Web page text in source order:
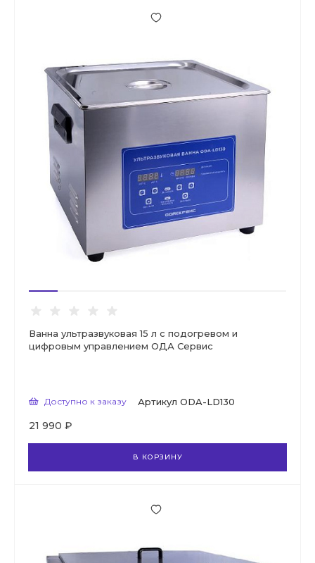
Ванна ультразвуковая 15 л с подогревом и
цифровым управлением ОДА Сервис
Доступно к заказу Артикул ODA-LD130
21 990 ₽
В КОРЗИНУ